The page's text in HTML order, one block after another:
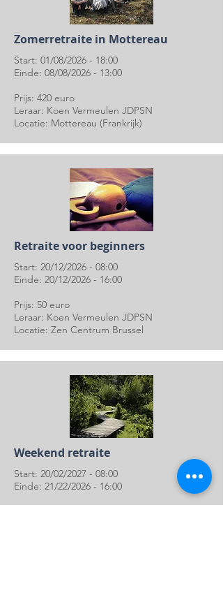
Zomerretraite in Mottereau
Start: 01/08/2026 - 18:00
Einde: 08/08/2026 - 13:00
Prijs: 420 euro
Leraar: Koen Vermeulen JDPSN
Locatie: Mottereau (Frankrijk)
Retraite voor beginners
Start: 20/12/2026 - 08:00
Einde: 20/12/2026 - 16:00
Prijs: 50 euro
Leraar: Koen Vermeulen JDPSN
Locatie: Zen Centrum Brussel
Weekend retraite
Start: 20/02/2027 - 08:00
Einde: 21/22/2026 - 16:00